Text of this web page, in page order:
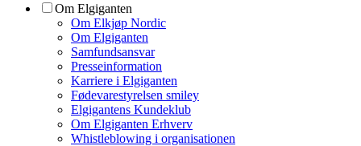
Om Elgiganten
Om Elkjøp Nordic
Om Elgiganten
Samfundsansvar
Presseinformation
Karriere i Elgiganten
Fødevarestyrelsen smiley
Elgigantens Kundeklub
Om Elgiganten Erhverv
Whistleblowing i organisationen